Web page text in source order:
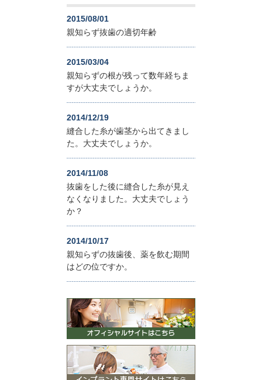
2015/08/01
親知らず抜歯の適切年齢
2015/03/04
親知らずの根が残って数年経ちま
すが大丈夫でしょうか。
2014/12/19
縫合した糸が歯茎から出てきまし
た。大丈夫でしょうか。
2014/11/08
抜歯をした後に縫合した糸が見え
なくなりました。大丈夫でしょう
か？
2014/10/17
親知らずの抜歯後、薬を飲む期間
はどの位ですか。